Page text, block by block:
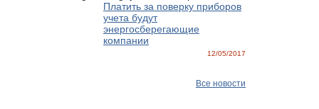
Платить за поверку приборов
учета будут
энергосберегающие
компании
12/05/2017
Все новости